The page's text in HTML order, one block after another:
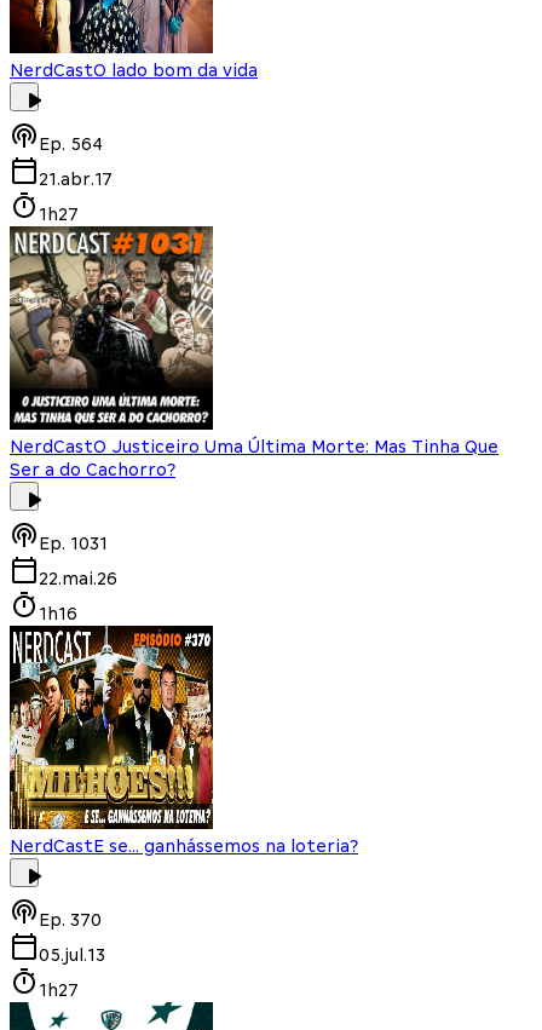
NerdCastO lado bom da vida
Ep. 564
21.abr.17
1h27
NerdCastO Justiceiro Uma Última Morte: Mas Tinha Que
Ser a do Cachorro?
Ep. 1031
22.mai.26
1h16
NerdCastE se... ganhássemos na loteria?
Ep. 370
05.jul.13
1h27